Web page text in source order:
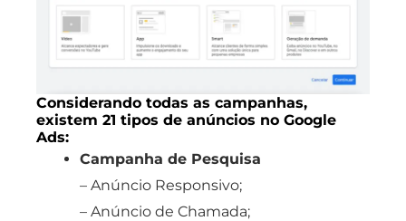
Considerando todas as campanhas,
existem 21 tipos de anúncios no Google
Ads:​
Campanha de Pesquisa
– Anúncio Responsivo;
– Anúncio de Chamada;